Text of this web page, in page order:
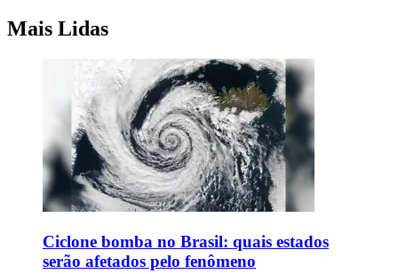
Mais Lidas
Ciclone bomba no Brasil: quais estados
serão afetados pelo fenômeno